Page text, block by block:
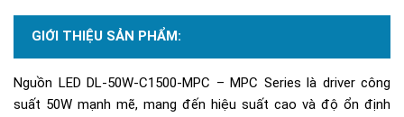
GIỚI THIỆU SẢN PHẨM:
Nguồn LED DL-50W-C1500-MPC – MPC Series là driver công
suất 50W mạnh mẽ, mang đến hiệu suất cao và độ ổn định